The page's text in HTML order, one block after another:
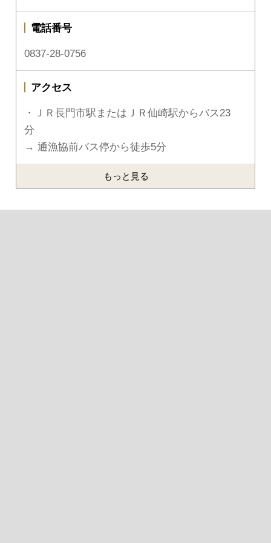
電話番号
0837-28-0756
アクセス
・ＪＲ長門市駅またはＪＲ仙崎駅からバス23
分
→ 通漁協前バス停から徒歩5分
もっと見る